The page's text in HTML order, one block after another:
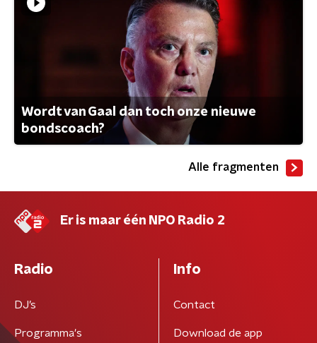
Wordt van Gaal dan toch onze nieuwe
bondscoach?
Alle fragmenten
Er is maar één NPO Radio 2
Radio
DJ’s
Programma's
Info
Contact
Download de app